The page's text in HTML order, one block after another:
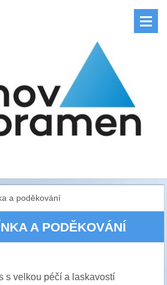
a poděkování
A PODĚKOVÁNÍ
s velkou péčí a laskavostí